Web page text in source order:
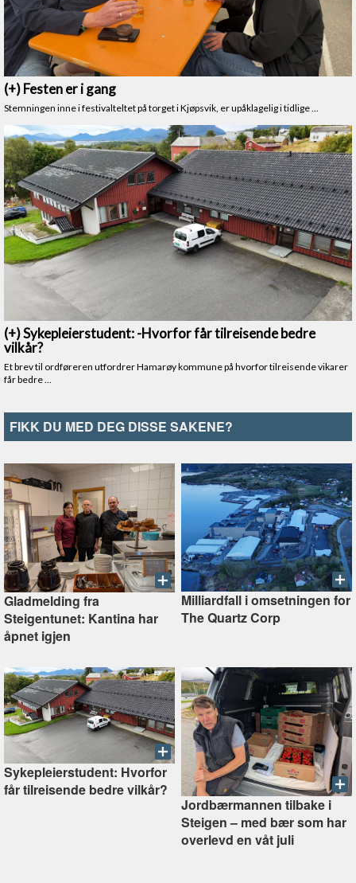
FIKK DU MED DEG DISSE SAKENE?
Gladmelding fra
Steigentunet: Kantina har
åpnet igjen
Milliardfall i omsetningen for
The Quartz Corp
Sykepleierstudent: Hvorfor
får tilreisende bedre vilkår?
Jordbærmannen tilbake i
Steigen –⁠ med bær som har
overlevd en våt juli